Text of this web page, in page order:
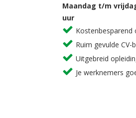
Maandag t/m
uur
Kostenbesparend
Ruim gevulde CV-
Uitgebreid
Je werknemers